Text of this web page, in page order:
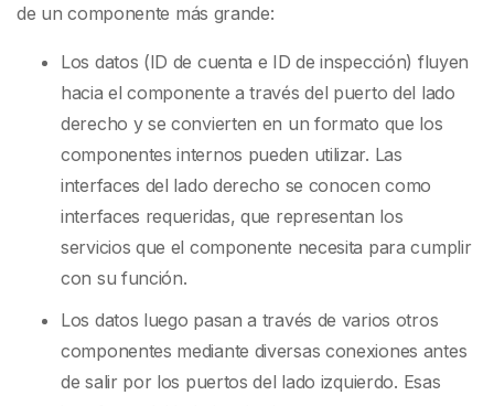
de un componente más grande:
Los datos (ID de cuenta e ID de inspección) fluyen
hacia el componente a través del puerto del lado
derecho y se convierten en un formato que los
componentes internos pueden utilizar. Las
interfaces del lado derecho se conocen como
interfaces requeridas, que representan los
servicios que el componente necesita para cumplir
con su función.
Los datos luego pasan a través de varios otros
componentes mediante diversas conexiones antes
de salir por los puertos del lado izquierdo. Esas